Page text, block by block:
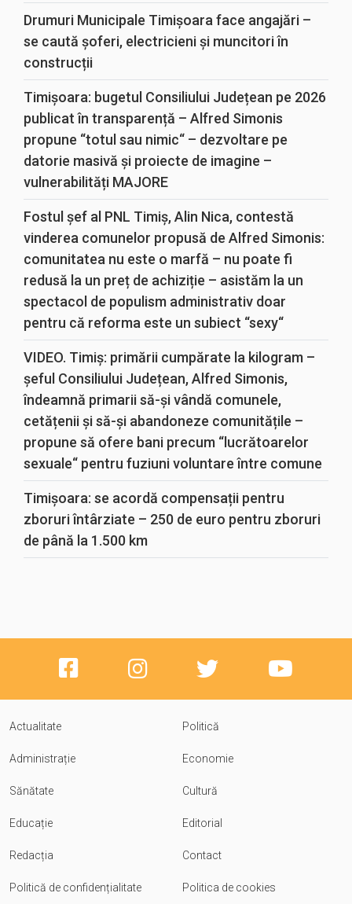
Drumuri Municipale Timișoara face angajări –
se caută șoferi, electricieni și muncitori în
construcții
Timișoara: bugetul Consiliului Județean pe 2026
publicat în transparență – Alfred Simonis
propune “totul sau nimic“ – dezvoltare pe
datorie masivă și proiecte de imagine –
vulnerabilități MAJORE
Fostul șef al PNL Timiș, Alin Nica, contestă
vinderea comunelor propusă de Alfred Simonis:
comunitatea nu este o marfă – nu poate fi
redusă la un preț de achiziție – asistăm la un
spectacol de populism administrativ doar
pentru că reforma este un subiect “sexy“
VIDEO. Timiș: primării cumpărate la kilogram –
șeful Consiliului Județean, Alfred Simonis,
îndeamnă primarii să-și vândă comunele,
cetățenii și să-și abandoneze comunitățile –
propune să ofere bani precum “lucrătoarelor
sexuale“ pentru fuziuni voluntare între comune
Timișoara: se acordă compensații pentru
zboruri întârziate – 250 de euro pentru zboruri
de până la 1.500 km
Actualitate Politică
Administrație Economie
Sănătate Cultură
Educație Editorial
Redacția Contact
Politică de confidențialitate Politica de cookies